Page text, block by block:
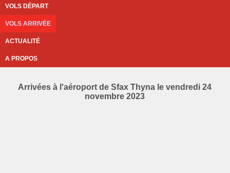
VOLS DÉPART
VOLS ARRIVÉE
ACTUALITÉ
A PROPOS
Arrivées à l'aéroport de Sfax Thyna le vendredi 24
novembre 2023